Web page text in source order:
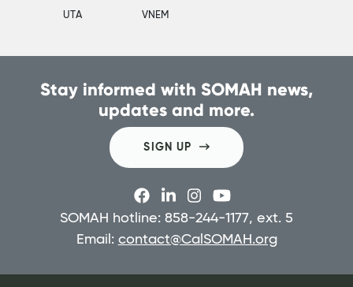
UTA VNEM
Stay informed with SOMAH news,
updates and more.
SIGN UP
SOMAH hotline: 858-244-1177, ext. 5
Email: contact@CalSOMAH.org